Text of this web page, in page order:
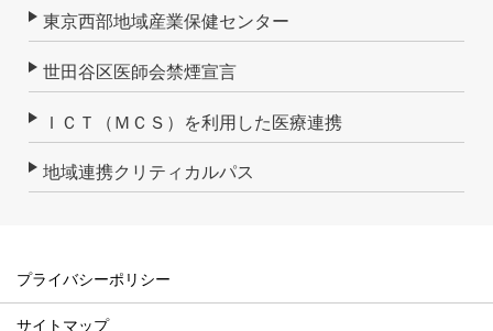
東京西部地域産業保健センター
世田谷区医師会禁煙宣言
ＩＣＴ（ＭＣＳ）を利用した医療連携
地域連携クリティカルパス
プライバシーポリシー
サイトマップ